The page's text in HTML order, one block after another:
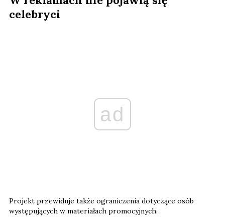
celebryci
ad
Projekt przewiduje także ograniczenia dotyczące osób
występujących w materiałach promocyjnych.